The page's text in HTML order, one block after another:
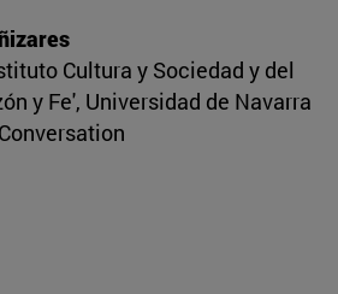
Cultura y Sociedad y del
y Fe', Universidad de Navarra